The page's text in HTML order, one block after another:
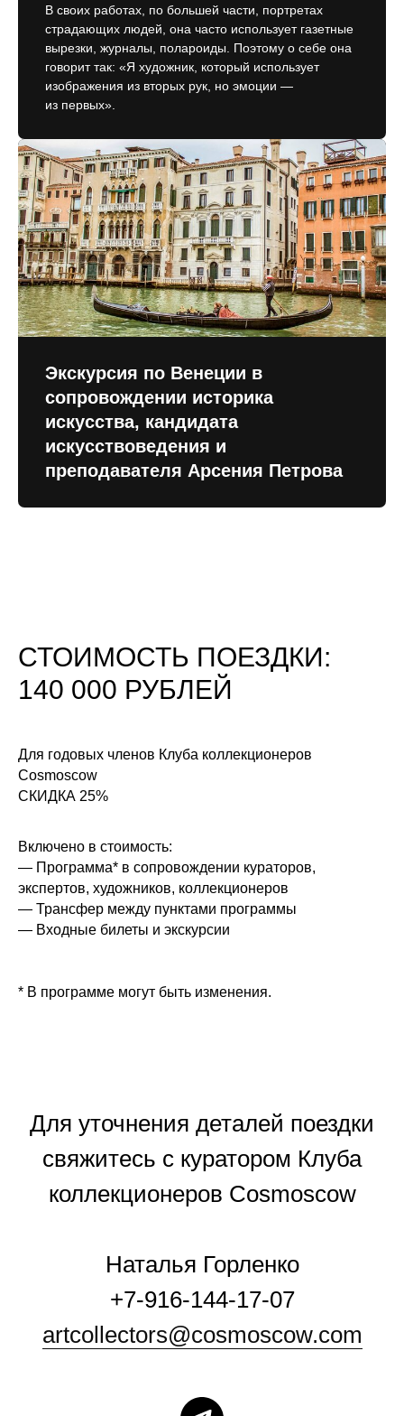
В своих работах, по большей части, портретах
страдающих людей, она часто использует газетные
вырезки, журналы, полароиды. Поэтому о себе она
говорит так: «Я художник, который использует
изображения из вторых рук, но эмоции —
из первых».
Экскурсия по Венеции в
сопровождении историка
искусства, кандидата
искусствоведения и
преподавателя Арсения Петрова
СТОИМОСТЬ ПОЕЗДКИ:
140 000 РУБЛЕЙ
Для годовых членов Клуба коллекционеров
Cosmoscow
СКИДКА 25%
Включено в стоимость:
— Программа* в сопровождении кураторов,
экспертов, художников, коллекционеров
— Трансфер между пунктами программы
— Входные билеты и экскурсии
* В программе могут быть изменения.
Для уточнения деталей поездки
свяжитесь с куратором Клуба
коллекционеров Cosmoscow
Наталья Горленко
+7-916-144-17-07
artcollectors@cosmoscow.com